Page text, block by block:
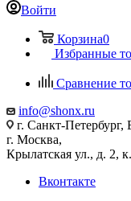
Войти
Корзина0
Избранные
Сравнение
info@shonx.ru
г. Санкт-
г. Москва,
Крылатская ул., д. 2,
Вконтакте